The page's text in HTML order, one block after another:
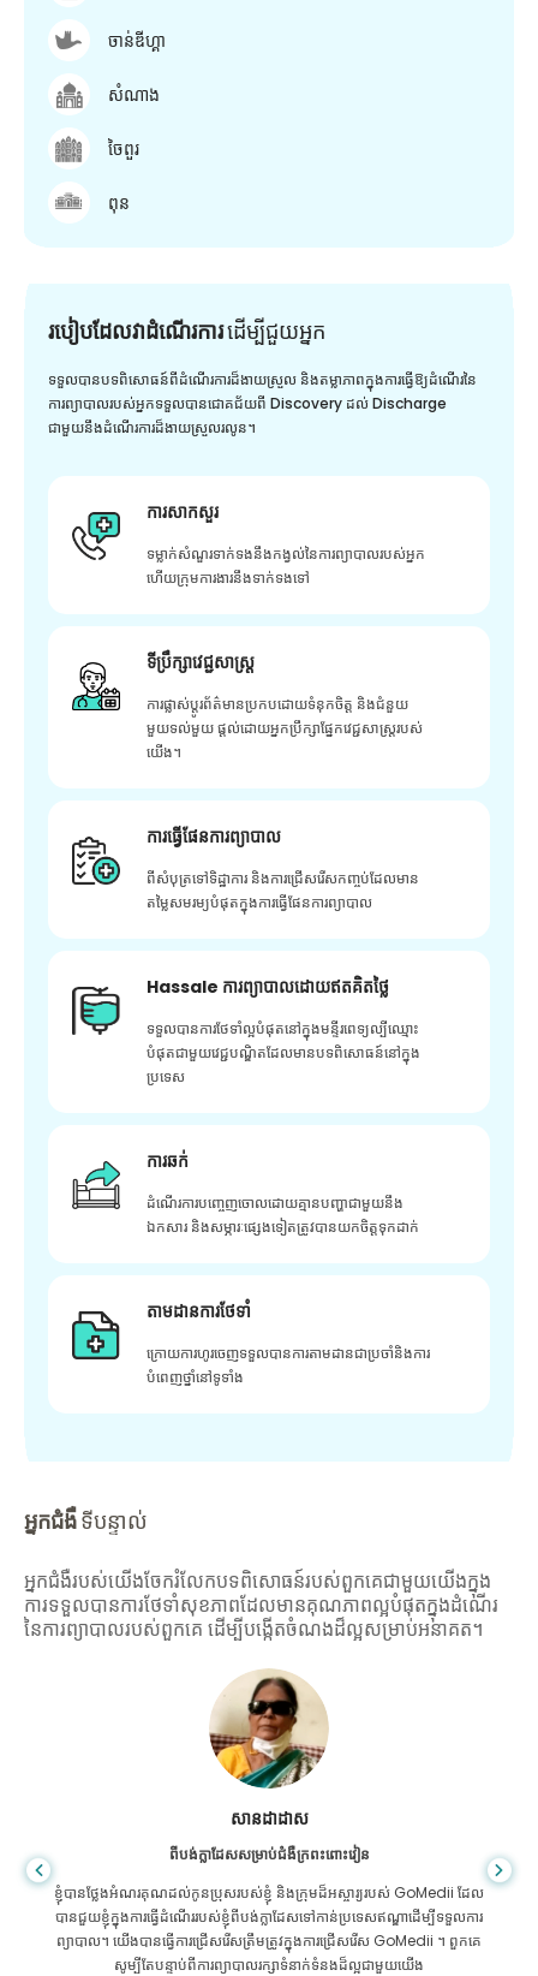
ចាន់ឌីហ្គា
សំណាង
ចៃពួរ
ពុន
របៀបដែលវាដំណើរការដើម្បី​ជួយ​អ្នក
ទទួលបានបទពិសោធន៍ពីដំណើរការដ៏ងាយស្រួល និងតម្លាភាពក្នុងការធ្វើឱ្យដំណើរនៃ
ការព្យាបាលរបស់អ្នកទទួលបានជោគជ័យពី Discovery ដល់ Discharge
ជាមួយនឹងដំណើរការដ៏ងាយស្រួលរលូន។
ការសាកសួរ
ទម្លាក់សំណួរទាក់ទងនឹងកង្វល់នៃការព្យាបាលរបស់អ្នក
ហើយក្រុមការងារនឹងទាក់ទងទៅ
ទីប្រឹក្សាវេជ្ជសាស្ត្រ
ការផ្លាស់ប្តូរព័ត៌មានប្រកបដោយទំនុកចិត្ត និងជំនួយ
មួយទល់មួយ ផ្តល់ដោយអ្នកប្រឹក្សាផ្នែកវេជ្ជសាស្រ្តរបស់
យើង។
ការធ្វើផែនការព្យាបាល
ពីសំបុត្រទៅទិដ្ឋាការ និងការជ្រើសរើសកញ្ចប់ដែលមាន
តម្លៃសមរម្យបំផុតក្នុងការធ្វើផែនការព្យាបាល
Hassale ការព្យាបាលដោយឥតគិតថ្លៃ
ទទួលបានការថែទាំល្អបំផុតនៅក្នុងមន្ទីរពេទ្យល្បីឈ្មោះ
បំផុតជាមួយវេជ្ជបណ្ឌិតដែលមានបទពិសោធន៍នៅក្នុង
ប្រទេស
ការឆក់
ដំណើរការបញ្ចេញចោលដោយគ្មានបញ្ហាជាមួយនឹង
ឯកសារ និងសម្ភារៈផ្សេងទៀតត្រូវបានយកចិត្តទុកដាក់
តាមដានការថែទាំ
ក្រោយ​ការ​ហូរ​ចេញ​ទទួល​បាន​ការ​តាមដាន​ជា​ប្រចាំ​និង​ការ​
បំពេញ​ថ្នាំ​នៅ​ទូទាំង​
អ្នកជំងឺទីបន្ទាល់
អ្នកជំងឺរបស់យើងចែករំលែកបទពិសោធន៍របស់ពួកគេជាមួយយើងក្នុង
ការទទួលបានការថែទាំសុខភាពដែលមានគុណភាពល្អបំផុតក្នុងដំណើរ
នៃការព្យាបាលរបស់ពួកគេ ដើម្បីបង្កើតចំណងដ៏ល្អសម្រាប់អនាគត។
សានដាដាស
ពីបង់ក្លាដែសសម្រាប់ជំងឺក្រពះពោះវៀន
ខ្ញុំបានថ្លែងអំណរគុណដល់កូនប្រុសរបស់ខ្ញុំ និងក្រុមដ៏អស្ចារ្យរបស់ GoMedii ដែល
បានជួយខ្ញុំក្នុងការធ្វើដំណើររបស់ខ្ញុំពីបង់ក្លាដែសទៅកាន់ប្រទេសឥណ្ឌាដើម្បីទទួលការ
ព្យាបាល។ យើងបានធ្វើការជ្រើសរើសត្រឹមត្រូវក្នុងការជ្រើសរើស GoMedii ។ ពួកគេ
សូម្បីតែបន្ទាប់ពីការព្យាបាលរក្សាទំនាក់ទំនងដ៏ល្អជាមួយយើង